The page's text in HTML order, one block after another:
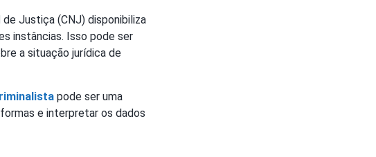
Justiça (CNJ) disponibiliza
instâncias. Isso pode ser
a situação jurídica de
pode ser uma
e interpretar os dados